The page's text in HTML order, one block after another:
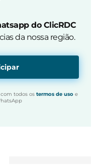
do ClicRDC
da nossa região.
todos os termos de usoe